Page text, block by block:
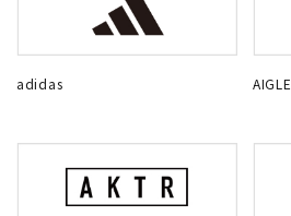
adidas AIGLE